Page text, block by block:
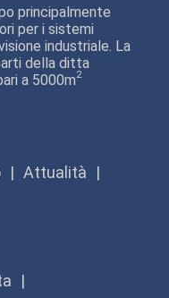
principalmente
per i sistemi
industriale. La
della ditta
a 5000m2
Attualità